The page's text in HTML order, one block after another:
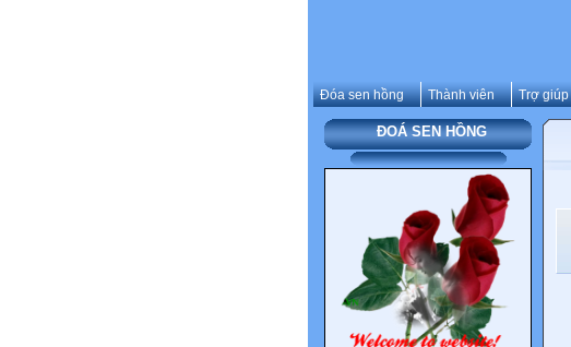
Đóa sen hồng Thành viên Trợ giúp
ĐOÁ SEN HỒNG